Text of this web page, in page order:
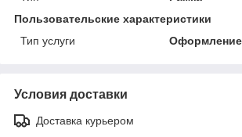
Пользовательские характеристики
Тип услуги
Оформление
Условия доставки
Доставка курьером